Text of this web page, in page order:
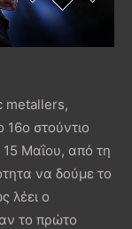
metallers,
στούντιο
15 Μαΐου, από τη
να δούμε το
λέει ο
το πρώτο